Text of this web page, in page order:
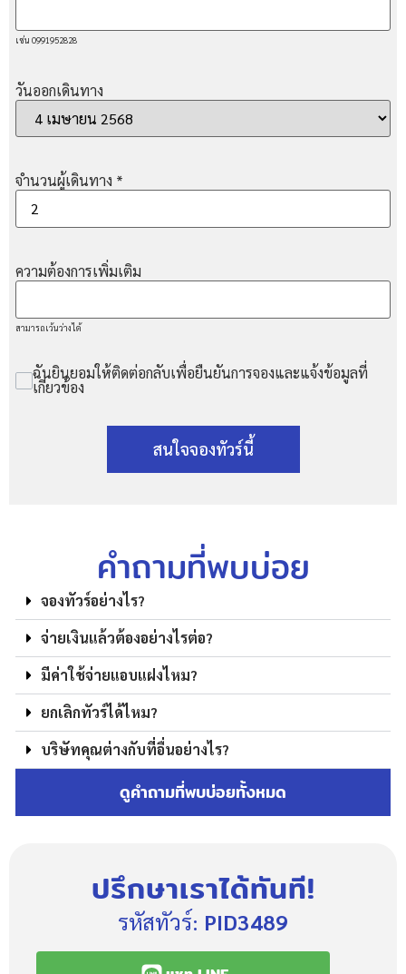
เช่น 0991952828
วันออกเดินทาง
จำนวนผู้เดินทาง *
ความต้องการเพิ่มเติม
สามารถเว้นว่างได้
ฉันยินยอมให้ติดต่อกลับเพื่อยืนยันการจองและแจ้งข้อมูลที่
เกี่ยวข้อง
สนใจจองทัวร์นี้
คำถามที่พบบ่อย
จองทัวร์อย่างไร?
จ่ายเงินแล้วต้องอย่างไรต่อ?
มีค่าใช้จ่ายแอบแฝงไหม?
ยกเลิกทัวร์ได้ไหม?
บริษัทคุณต่างกับที่อื่นอย่างไร?
ดูคำถามที่พบบ่อยทั้งหมด
ปรึกษาเราได้ทันที!
รหัสทัวร์: PID3489